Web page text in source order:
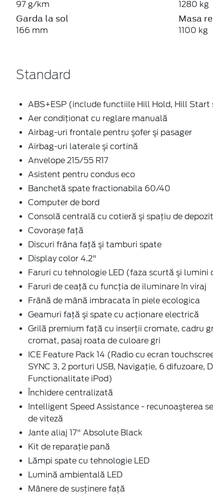
97 g/km
Garda la sol
166 mm
1280 kg
Masa
1100 kg
Standard
ABS+ESP (include functiile Hill Hold, Hill Start
Aer condiţionat cu reglare manuală
Airbag-uri frontale pentru şofer şi pasager
Airbag-uri laterale şi cortină
Anvelope 215/55 R17
Asistent pentru condus eco
Banchetă spate fractionabila 60/40
Computer de bord
Consolă centrală cu cotieră şi spaţiu de
Covorașe față
Discuri frâna faţă şi tamburi spate
Display color 4.2"
Faruri cu tehnologie LED (faza scurtă şi lumini
Faruri de ceaţă cu funcţia de iluminare în viraj
Frână de mână imbracata în piele ecologica
Geamuri faţă şi spate cu acţionare electrică
Grilă premium faţă cu inserţii cromate, cadru
cromat, pasaj roata de culoare gri
ICE Feature Pack 14 (Radio cu ecran
SYNC 3, 2 porturi USB, Navigaţie, 6 difuzoare,
Functionalitate iPod)
Închidere centralizată
Intelligent Speed Assistance - recunoaşterea
de viteză
Jante aliaj 17" Absolute Black
Kit de reparaţie pană
Lămpi spate cu tehnologie LED
Lumină ambientală LED
Mânere de susţinere faţă